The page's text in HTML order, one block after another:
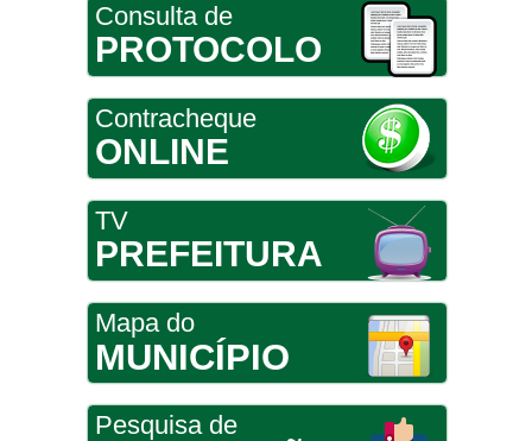
Consulta de
PROTOCOLO
Contracheque
ONLINE
TV
PREFEITURA
Mapa do
MUNICÍPIO
Pesquisa de